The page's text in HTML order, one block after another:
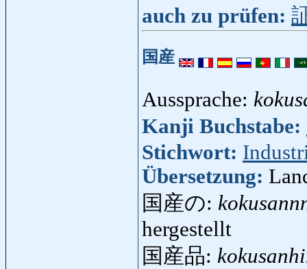
auch zu prüfen:
国産
Aussprache:
Kanji Buchstabe:
Stichwort:
Übersetzung:
国産の:
hergestellt
国産品: